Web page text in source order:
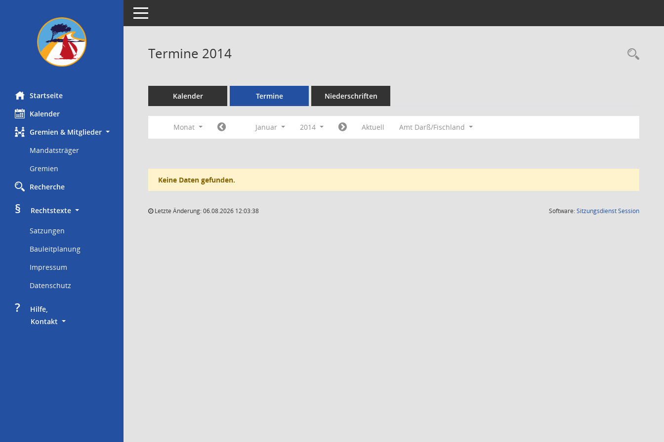
Startseite
Kalender
Gremien & Mitglieder
Mandatsträger
Gremien
Recherche
§
     Rechtstexte
Satzungen
Bauleitplanung
Impressum
Datenschutz
?
     Hilfe,
Kontakt
Toggle navigation
Termine 2014
Kalender Termine Niederschriften
Monat Januar 2014 Aktuell Amt Darß/Fischland
Keine Daten gefunden.
Letzte Änderung: 06.08.2026 12:03:38 Software:SitzungsdienstSession(Wird in